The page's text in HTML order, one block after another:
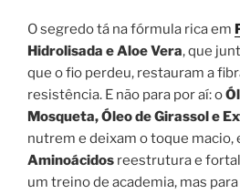
O segredo tá na fórmula rica em
Hidrolisada e Aloe Vera, que
que o fio perdeu, restauram a
resistência. E não para por aí: o
Mosqueta, Óleo de Girassol e
nutrem e deixam o toque macio,
Aminoácidos reestrutura e
um treino de academia, mas